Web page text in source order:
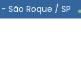
São Roque / SP